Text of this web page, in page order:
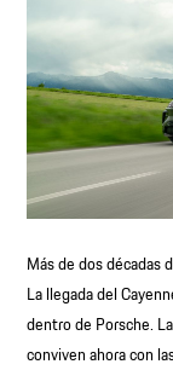
Más de dos décadas
La llegada del
dentro de Porsche.
conviven ahora con